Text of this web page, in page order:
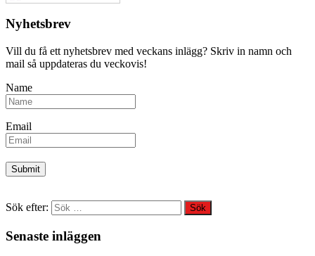
Nyhetsbrev
Vill du få ett nyhetsbrev med veckans inlägg? Skriv in namn och
mail så uppdateras du veckovis!
Name
Email
Sök efter:
Senaste inläggen